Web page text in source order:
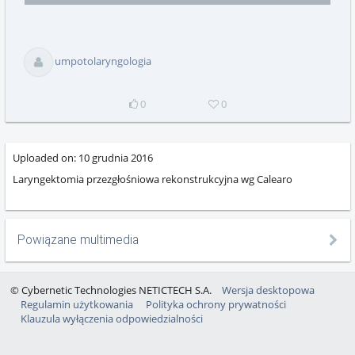
playing
total
selector
umpotolaryngologia
0 0
Uploaded on: 10 grudnia 2016
Laryngektomia przezgłośniowa rekonstrukcyjna wg Calearo
Powiązane multimedia
© Cybernetic Technologies NETICTECH S.A.
Wersja desktopowa
Regulamin użytkowania
Polityka ochrony prywatności
Klauzula wyłączenia odpowiedzialności